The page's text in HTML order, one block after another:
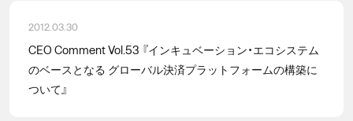
2012.03.30
CEO Comment Vol.53 『インキュベーション・エコシステム
のベースとなる グローバル決済プラットフォームの構築に
ついて』